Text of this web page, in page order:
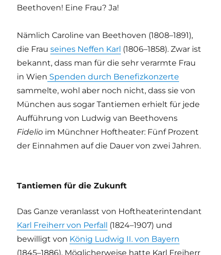
Beethoven! Eine Frau? Ja!
Nämlich Caroline van Beethoven (1808–1891),
die Frauseines Neffen Karl (1806–1858). Zwar ist
bekannt, dass man für die sehr verarmte Frau
in Wien Spenden durch Benefizkonzerte
sammelte, wohl aber noch nicht, dass sie von
München aus sogar Tantiemen erhielt für jede
Aufführung von Ludwig van Beethovens
Fidelio im Münchner Hoftheater: Fünf Prozent
der Einnahmen auf die Dauer von zwei Jahren.
Tantiemen für die Zukunft
Das Ganze veranlasst von Hoftheaterintendant
Karl Freiherr von Perfall (1824–1907) und
bewilligt von König Ludwig II. von Bayern
(1845–1886). Möglicherweise hatte Karl Freiherr